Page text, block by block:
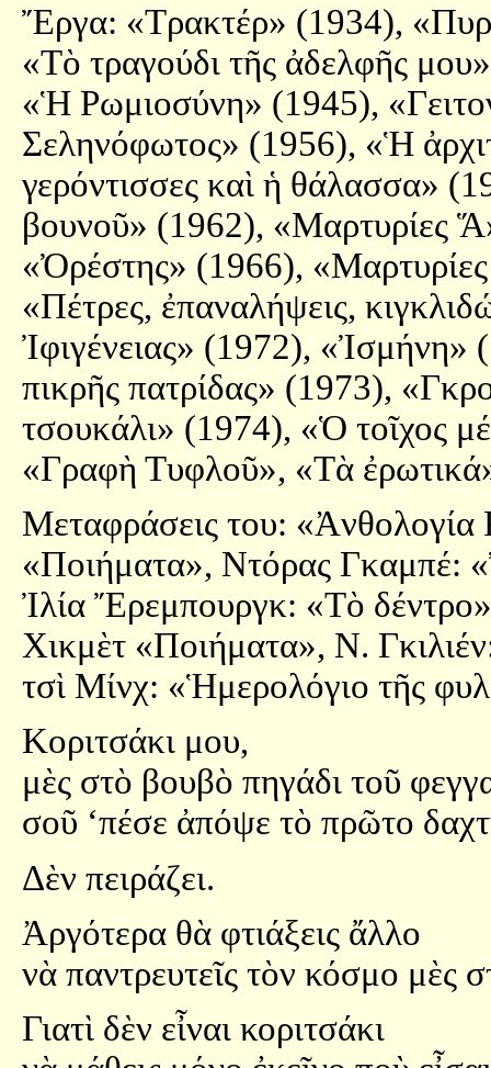
Ἔργα: «Τρακτέρ» (1934),
«Τὸ τραγούδι τῆς ἀδελφῆς
«Ἡ Ρωμιοσύνη» (1945),
Σεληνόφωτος» (1956), «Ἡ
γερόντισσες καὶ ἡ θάλασσα»
βουνοῦ» (1962), «Μαρτυρίες
«Ὀρέστης» (1966),
«Πέτρες, ἐπαναλήψεις,
Ἰφιγένειας» (1972), «Ἰσμήνη»
πικρῆς πατρίδας» (1973),
τσουκάλι» (1974), «Ὁ τοῖχος
«Γραφὴ Τυφλοῦ», «Τὰ
Μεταφράσεις του: «Ἀνθολογία
«Ποιήματα», Ντόρας Γκαμπέ:
Ἰλία Ἔρεμπουργκ: «Τὸ
Χικμὲτ «Ποιήματα», Ν.
τσὶ Μίνχ: «Ἡμερολόγιο τῆς
Κοριτσάκι μου,
μὲς στὸ βουβὸ πηγάδι τοῦ
σοῦ ‘πέσε ἀπόψε τὸ πρῶτο
Δὲν πειράζει.
Ἀργότερα θὰ φτιάξεις ἄλλο
νὰ παντρευτεῖς τὸν κόσμο μὲς
Γιατὶ δὲν εἶναι κοριτσάκι